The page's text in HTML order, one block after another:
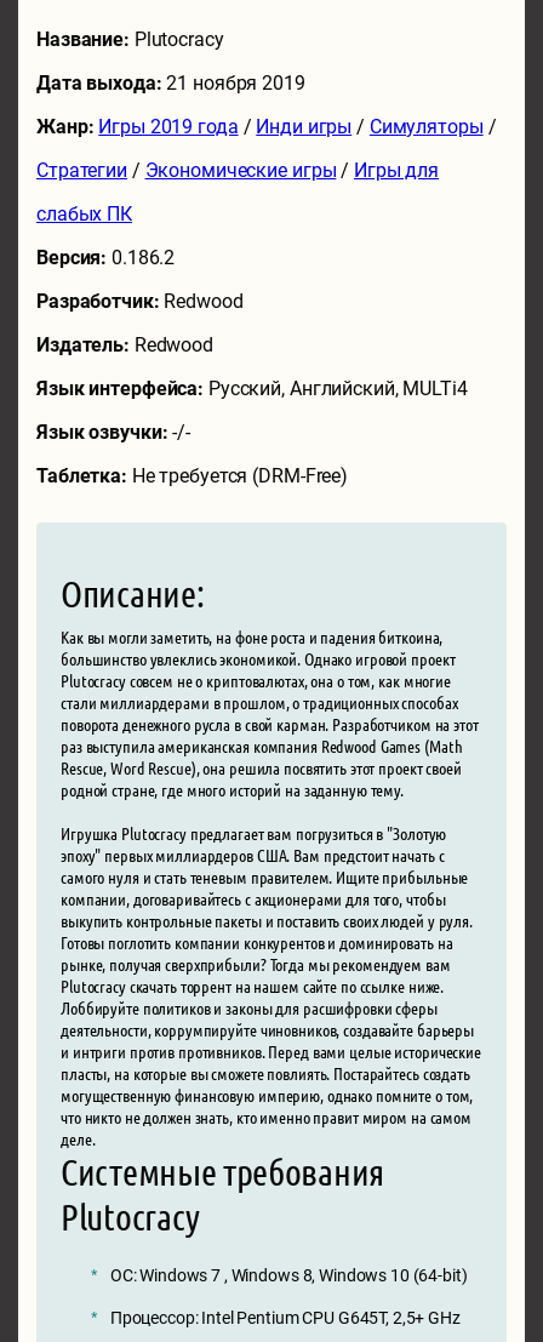
Название: Plutocracy
Дата выхода:21 ноября 2019
Жанр: Игры 2019 года / Инди игры / Симуляторы /
Стратегии / Экономические игры / Игры для
слабых ПК
Версия:0.186.2
Разработчик: Redwood
Издатель: Redwood
Язык интерфейса: Русский, Английский, MULTi4
Язык озвучки:-/-
Таблетка: Не требуется (DRM-Free)
Описание:
Как вы могли заметить, на фоне роста и падения биткоина,
большинство увлеклись экономикой. Однако игровой проект
Plutocracy совсем не о криптовалютах, она о том, как многие
стали миллиардерами в прошлом, о традиционных способах
поворота денежного русла в свой карман. Разработчиком на этот
раз выступила американская компания Redwood Games (Math
Rescue, Word Rescue), она решила посвятить этот проект своей
родной стране, где много историй на заданную тему.
Игрушка Plutocracy предлагает вам погрузиться в "Золотую
эпоху" первых миллиардеров США. Вам предстоит начать с
самого нуля и стать теневым правителем. Ищите прибыльные
компании, договаривайтесь с акционерами для того, чтобы
выкупить контрольные пакеты и поставить своих людей у руля.
Готовы поглотить компании конкурентов и доминировать на
рынке, получая сверхприбыли? Тогда мы рекомендуем вам
Plutocracy скачать торрент на нашем сайте по ссылке ниже.
Лоббируйте политиков и законы для расшифровки сферы
деятельности, коррумпируйте чиновников, создавайте барьеры
и интриги против противников. Перед вами целые исторические
пласты, на которые вы сможете повлиять. Постарайтесь создать
могущественную финансовую империю, однако помните о том,
что никто не должен знать, кто именно правит миром на самом
деле.
Системные требования
Plutocracy
ОС: Windows 7 , Windows 8, Windows 10 (64-bit)
Процессор: Intel Pentium CPU G645T, 2,5+ GHz